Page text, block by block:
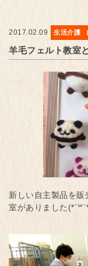
2017.02.09 生活介護
羊毛フェルト教室
新しい自主製品を
室がありました